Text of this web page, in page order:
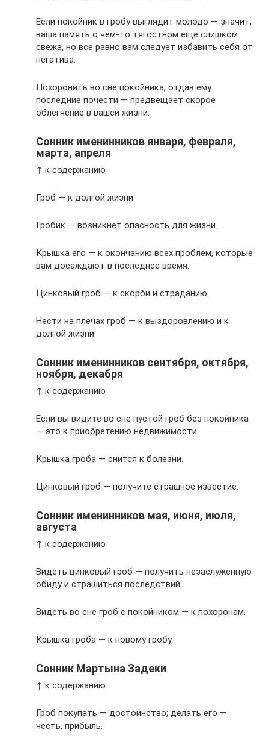
Если покойник в гробу выглядит молодо — значит,
ваша память о чем-то тягостном еще слишком
свежа, но все равно вам следует избавить себя от
негатива.
Похоронить во сне покойника, отдав ему
последние почести — предвещает скорое
облегчение в вашей жизни.
Сонник именинников января, февраля,
марта, апреля
↑ к содержанию
Гроб — к долгой жизни.
Гробик — возникнет опасность для жизни.
Крышка его — к окончанию всех проблем, которые
вам досаждают в последнее время.
Цинковый гроб — к скорби и страданию.
Нести на плечах гроб — к выздоровлению и к
долгой жизни.
Сонник именинников сентября, октября,
ноября, декабря
↑ к содержанию
Если вы видите во сне пустой гроб без покойника
— это к приобретению недвижимости.
Крышка гроба — снится к болезни.
Цинковый гроб — получите страшное известие.
Сонник именинников мая, июня, июля,
августа
↑ к содержанию
Видеть цинковый гроб — получить незаслуженную
обиду и страшиться последствий.
Видеть во сне гроб с покойником — к похоронам.
Крышка гроба — к новому гробу.
Сонник Мартына Задеки
↑ к содержанию
Гроб покупать — достоинство; делать его —
честь, прибыль.